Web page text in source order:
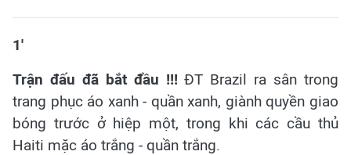
1'
Trận đấu đã bắt đầu !!!ĐT Brazil ra sân trong
trang phục áo xanh - quần xanh, giành quyền giao
bóng trước ở hiệp một, trong khi các cầu thủ
Haiti mặc áo trắng - quần trắng.